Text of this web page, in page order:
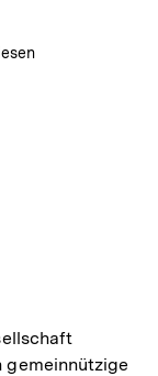
gemeinnützige